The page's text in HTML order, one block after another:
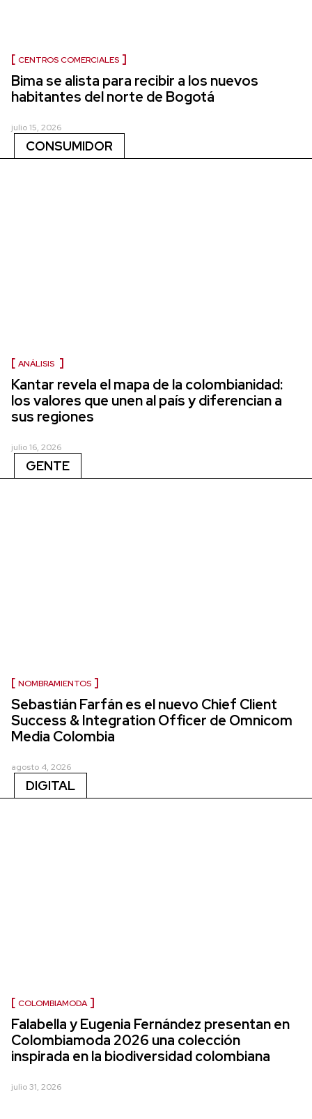
CENTROS COMERCIALES
Bima se alista para recibir a los nuevos
habitantes del norte de Bogotá
julio 15, 2026
CONSUMIDOR
ANÁLISIS
Kantar revela el mapa de la colombianidad:
los valores que unen al país y diferencian a
sus regiones
julio 16, 2026
GENTE
NOMBRAMIENTOS
Sebastián Farfán es el nuevo Chief Client
Success & Integration Officer de Omnicom
Media Colombia
agosto 4, 2026
DIGITAL
COLOMBIAMODA
Falabella y Eugenia Fernández presentan en
Colombiamoda 2026 una colección
inspirada en la biodiversidad colombiana
julio 31, 2026